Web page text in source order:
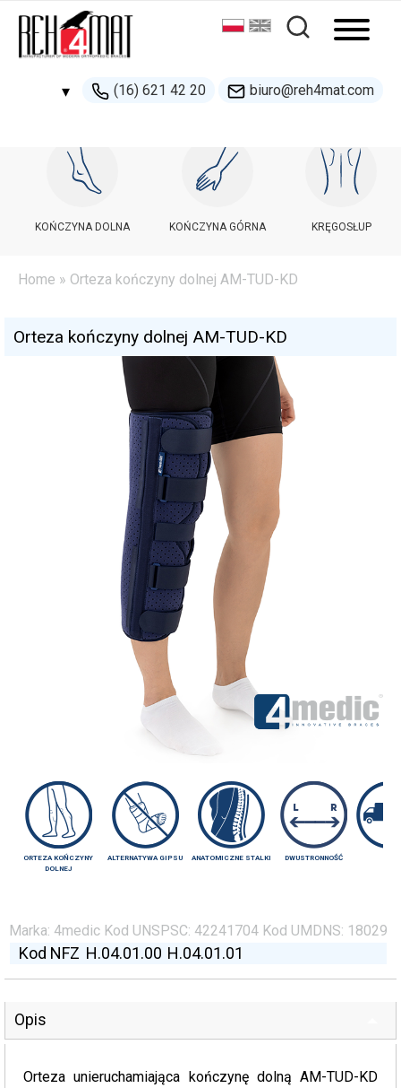
▾ (16) 621 42 20 biuro@reh4mat.com
500 132 274
handel@reh4mat.com
KOŃCZYNA DOLNA KOŃCZYNA GÓRNA KRĘGOSŁUP
Home » Orteza kończyny dolnej AM-TUD-KD
Orteza kończyny dolnej AM-TUD-KD
ORTEZA KOŃCZYNY
DOLNEJ
ALTERNATYWA GIPSU ANATOMICZNE STALKI DWUSTRONNOŚĆ
Marka: 4medic Kod UNSPSC: 42241704 Kod UMDNS: 18029
Kod NFZ H.04.01.00 H.04.01.01
Opis
Orteza unieruchamiająca kończynę dolną AM-TUD-KD